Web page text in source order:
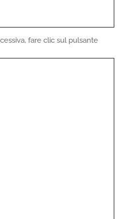
fare clic sul pulsante